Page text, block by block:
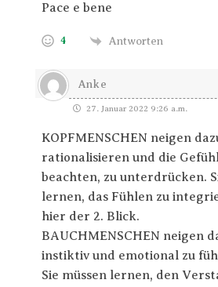
Pace e bene
4 Antworten
Anke
27. Januar 2022 9:26 a.m.
KOPFMENSCHEN neigen
rationalisieren und die
beachten, zu unterdrücken.
lernen, das Fühlen zu
hier der 2. Blick.
BAUCHMENSCHEN neigen
instiktiv und emotional zu
Sie müssen lernen, den